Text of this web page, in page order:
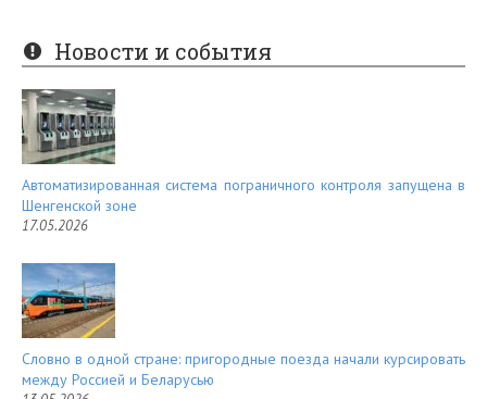
er
es
t
e
d
Новости и события
Автоматизированная система пограничного контроля запущена в
Шенгенской зоне
17.05.2026
Словно в одной стране: пригородные поезда начали курсировать
между Россией и Беларусью